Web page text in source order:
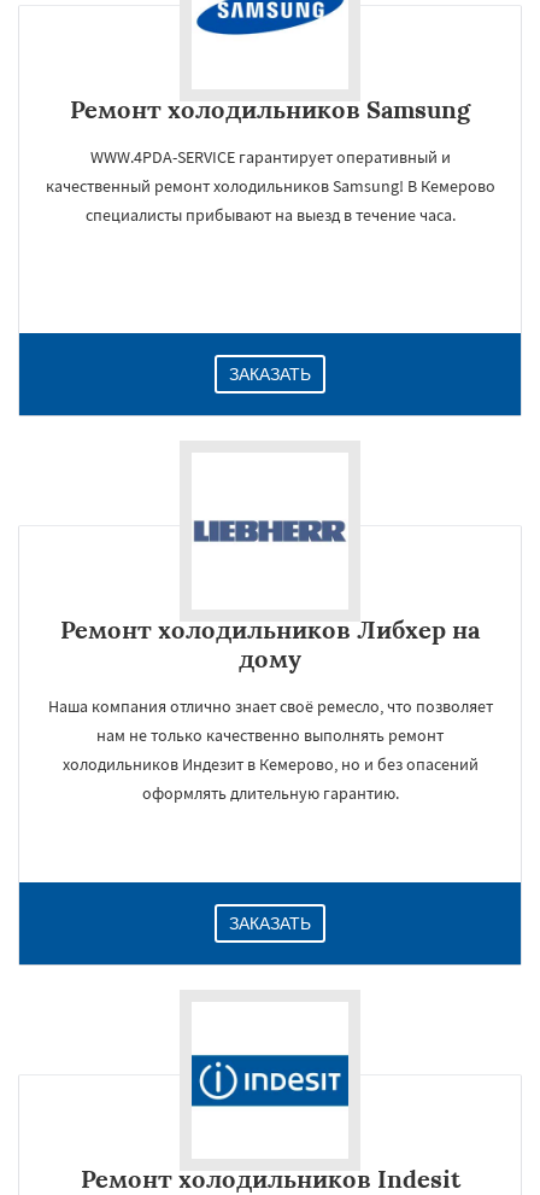
Ремонт холодильников Samsung
WWW.4PDA-SERVICE гарантирует оперативный и
качественный ремонт холодильников Samsung! В Кемерово
специалисты прибывают на выезд в течение часа.
ЗАКАЗАТЬ
Ремонт холодильников Либхер на
дому
Наша компания отлично знает своё ремесло, что позволяет
нам не только качественно выполнять ремонт
холодильников Индезит в Кемерово, но и без опасений
оформлять длительную гарантию.
ЗАКАЗАТЬ
Ремонт холодильников Indesit